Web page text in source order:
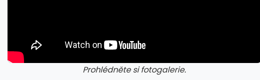
Prohlédněte si fotogalerie.